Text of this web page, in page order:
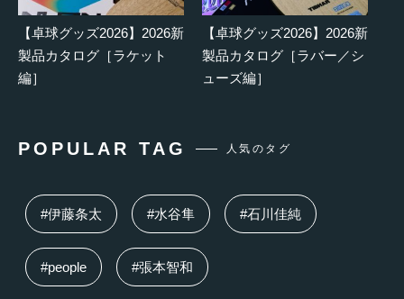
【卓球グッズ2026】2026新
製品カタログ［ラケット
編］
【卓球グッズ2026】2026新
製品カタログ［ラバー／シ
ューズ編］
POPULAR TAG 人気のタグ
#伊藤条太 #水谷隼 #石川佳純
#people #張本智和